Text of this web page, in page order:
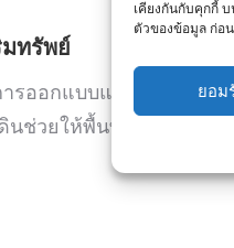
เคียงกันกับคุกกี้
ตัวของข้อมูล ก่อ
ยอม
ทรัพย์
รออกแบบและตกแต่งอย่า
ช่วยให้พื้นที่ดูมีการดูแล